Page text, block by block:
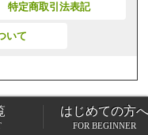
特定商取引法表記
いて
商品一覧
はじめての方へ
FOR BEGINNER